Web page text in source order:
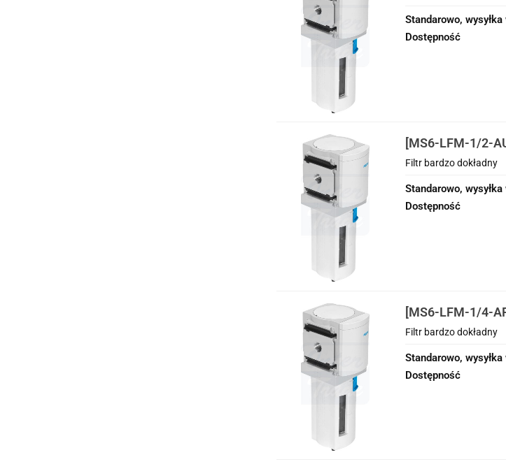
Standarowo,
Dostępność
[MS6-LFM-1/2-
Filtr bardzo dokładny
Standarowo,
Dostępność
[MS6-LFM-1/4-
Filtr bardzo dokładny
Standarowo,
Dostępność